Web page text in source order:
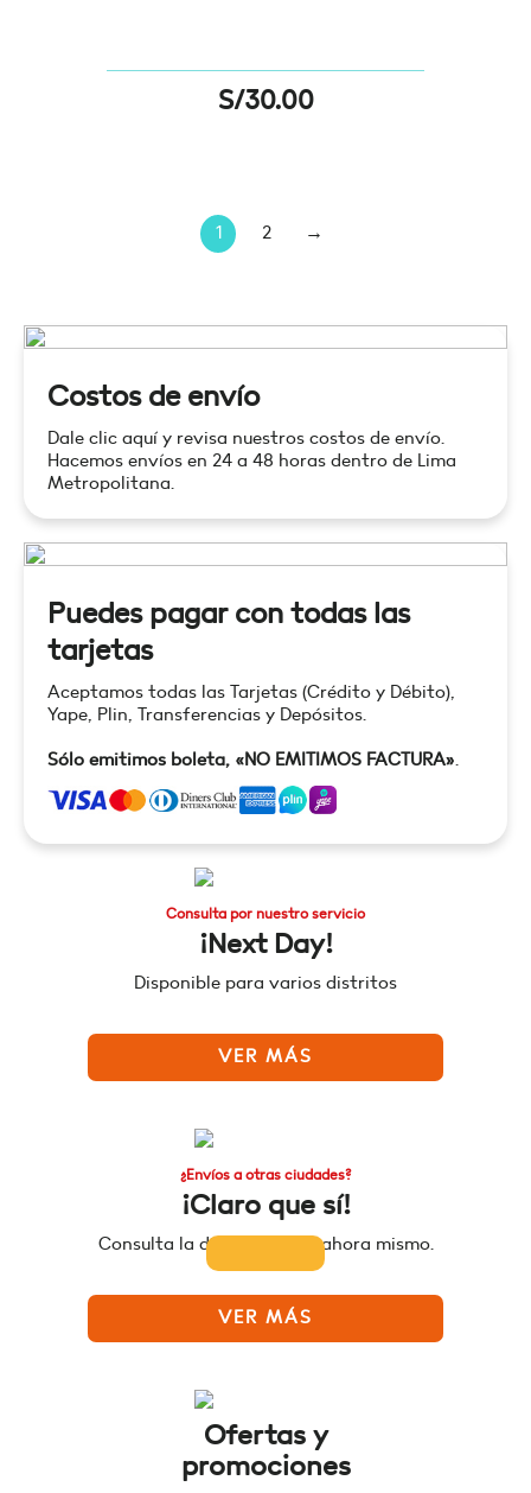
S/30.00
1 2 →
Costos de envío
Dale clic aquí y revisa nuestros costos de envío.
Hacemos envíos en 24 a 48 horas dentro de Lima
Metropolitana.
Puedes pagar con todas las
tarjetas
Aceptamos todas las Tarjetas (Crédito y Débito),
Yape, Plin, Transferencias y Depósitos.
Sólo emitimos boleta, «NO EMITIMOS FACTURA».
Consulta por nuestro servicio
¡Next Day!
Disponible para varios distritos
VER MÁS
¿Envíos a otras ciudades?
¡Claro que sí!
Consulta la disponibilidad ahora mismo.
VER MÁS
Ofertas y
promociones